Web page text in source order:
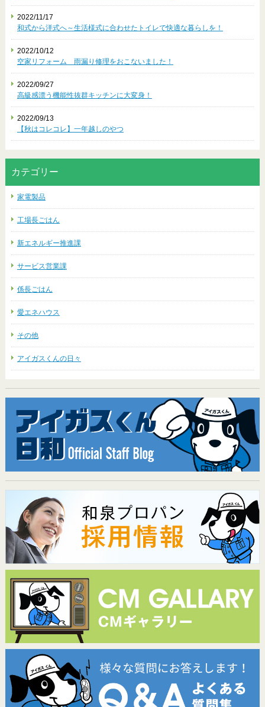
2022/11/17
和式から洋式へ～生活様式に合わせたトイレで快適な暮らしを！
2022/10/12
空家リフォーム 雨漏り修理をおこないました！
2022/09/27
高級感漂う機能性抜群キッチンに大変身！
2022/09/13
【秋はコレコレ】一年越しのやつ
カテゴリー
家電製品
工場長ごはん
新エネルギー推進課
サービス営業課
係長ごはん
愛エネハウス
その他
アイガスくんの日々